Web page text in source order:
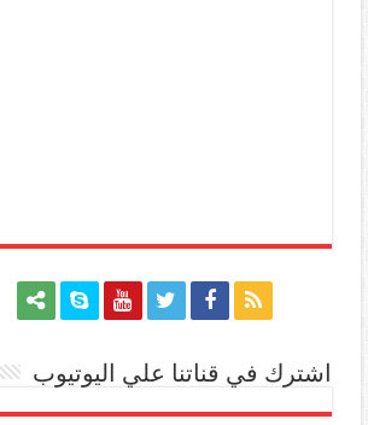
اشترك في قناتنا علي اليوتيوب